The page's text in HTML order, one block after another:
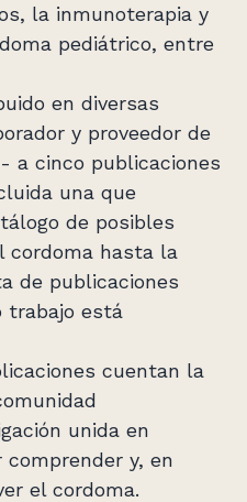
la inmunoterapia y
pediátrico, entre
en diversas
y proveedor de
a cinco publicaciones
una que
de posibles
cordoma hasta la
de publicaciones
trabajo está
cuentan la
unida en
y, en
el cordoma.